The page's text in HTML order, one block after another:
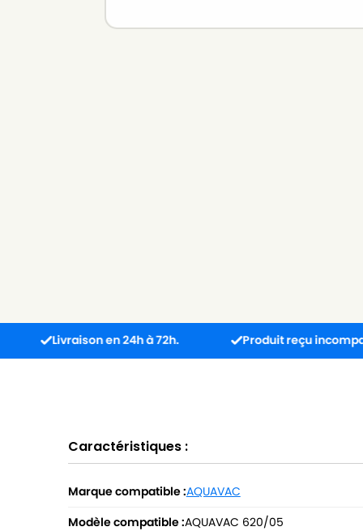
en 24h à 72h. Produit reçu incompatible ?
Caractéristiques :
Marque compatible :AQUAVAC
Modèle compatible :AQUAVAC 620/05